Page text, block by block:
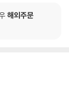
해외주문